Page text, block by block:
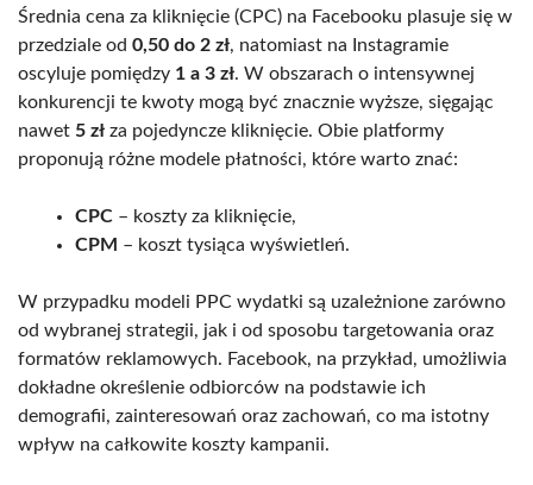
Średnia cena za kliknięcie (CPC) na Facebooku plasuje się w
przedziale od 0,50 do 2 zł, natomiast na Instagramie
oscyluje pomiędzy 1 a 3 zł. W obszarach o intensywnej
konkurencji te kwoty mogą być znacznie wyższe, sięgając
nawet 5 zł za pojedyncze kliknięcie. Obie platformy
proponują różne modele płatności, które warto znać:
CPC – koszty za kliknięcie,
CPM – koszt tysiąca wyświetleń.
W przypadku modeli PPC wydatki są uzależnione zarówno
od wybranej strategii, jak i od sposobu targetowania oraz
formatów reklamowych. Facebook, na przykład, umożliwia
dokładne określenie odbiorców na podstawie ich
demografii, zainteresowań oraz zachowań, co ma istotny
wpływ na całkowite koszty kampanii.